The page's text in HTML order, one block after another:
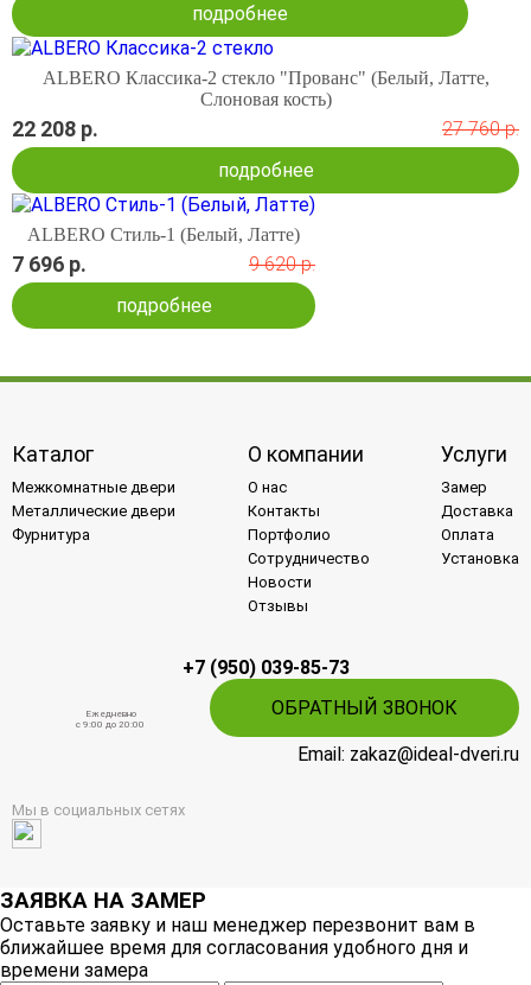
подробнее
ALBERO Классика-2 стекло "Прованс" (Белый, Латте,
Слоновая кость)
22 208 р.
27 760 р.
подробнее
ALBERO Стиль-1 (Белый, Латте)
7 696 р.
9 620 р.
подробнее
Каталог
Межкомнатные двери
Металлические двери
Фурнитура
О компании
О нас
Контакты
Портфолио
Сотрудничество
Новости
Отзывы
Услуги
Замер
Доставка
Оплата
Установка
+7 (950) 039-85-73
Ежедневно
c 9:00 до 20:00
ОБРАТНЫЙ ЗВОНОК
Email: zakaz@ideal-dveri.ru
Мы в социальных сетях
ЗАЯВКА НА ЗАМЕР
Оставьте заявку и наш менеджер перезвонит вам в
ближайшее время для согласования удобного дня и
времени замера